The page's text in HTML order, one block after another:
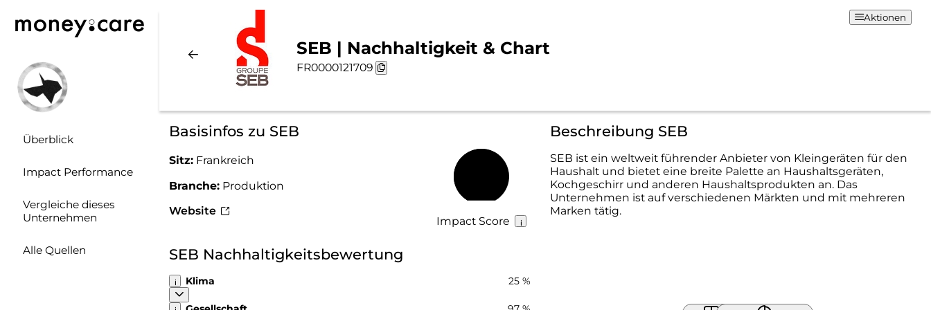
Überblick
Impact Performance
Vergleiche dieses
Unternehmen
Alle Quellen
SEB | Nachhaltigkeit & Chart
FR0000121709
Aktionen
Basisinfos zu SEB
Sitz: Frankreich
Branche: Produktion
Website
Impact Score
Beschreibung SEB
SEB ist ein weltweit führender Anbieter von Kleingeräten für den
Haushalt und bietet eine breite Palette an Haushaltsgeräten,
Kochgeschirr und anderen Haushaltsprodukten an. Das
Unternehmen ist auf verschiedenen Märkten und mit mehreren
Marken tätig.
SEB Nachhaltigkeitsbewertung
Klima 25 %